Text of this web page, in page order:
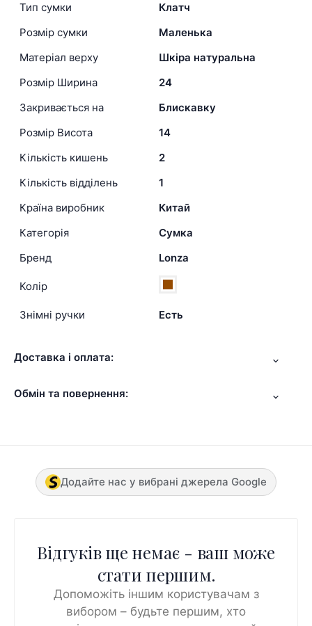
Тип сумки
Клатч
Розмір сумки
Маленька
Матеріал верху
Шкіра натуральна
Розмір Ширина
24
Закривається на
Блискавку
Розмір Висота
14
Кількість кишень
2
Кількість відділень
1
Країна виробник
Китай
Категорія
Сумка
Бренд
Lonza
Колір
Знімні ручки Есть
Доставка і оплата:
Обмін та повернення:
Додайте нас у вибрані джерела Google
Відгуків ще немає - ваш може
стати першим.
Допоможіть іншим користувачам з
вибором – будьте першим, хто